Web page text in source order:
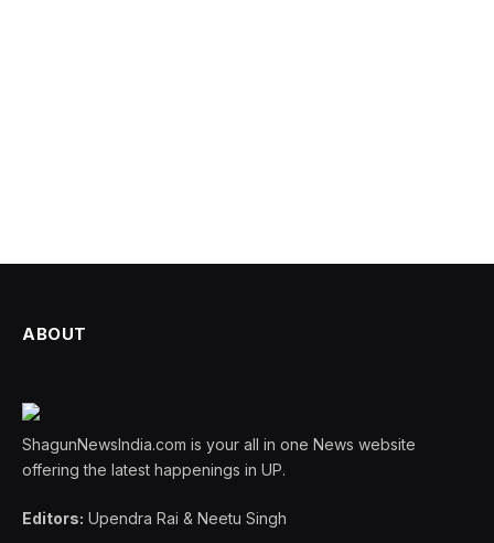
ABOUT
ShagunNewsIndia.com is your all in one News website
offering the latest happenings in UP.
Editors: Upendra Rai & Neetu Singh